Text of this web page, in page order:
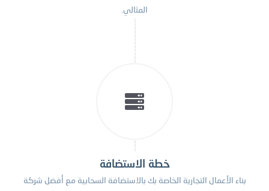
المثالي.
خطة الاستضافة
بناء الأعمال التجارية الخاصة بك بالاستضافة السحابية مع أفضل شركة